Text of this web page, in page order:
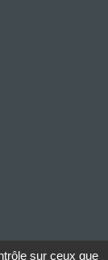
sur ceux que